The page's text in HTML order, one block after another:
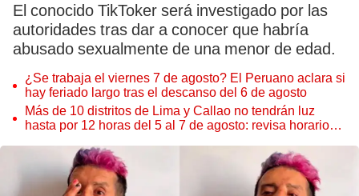
El conocido TikToker será investigado por las
autoridades tras dar a conocer que habría
abusado sexualmente de una menor de edad.
¿Se trabaja el viernes 7 de agosto? El Peruano aclara si
hay feriado largo tras el descanso del 6 de agosto
Más de 10 distritos de Lima y Callao no tendrán luz
hasta por 12 horas del 5 al 7 de agosto: revisa horarios y